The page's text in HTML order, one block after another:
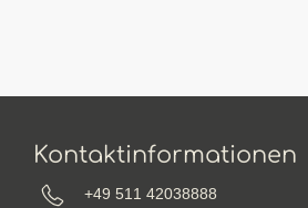
Kontaktinformationen
+49 511 42038888